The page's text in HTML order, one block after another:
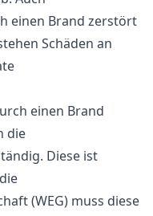
einen Brand zerstört
Schäden an
einen Brand
die
Diese ist
(WEG) muss diese